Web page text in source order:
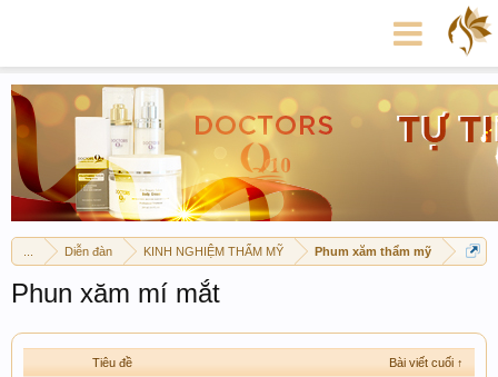
Diễn đàn KINH NGHIỆM THẨM MỸ Phum xăm thẩm mỹ
Phun xăm mí mắt
Tiêu đề Bài viết cuối ↑